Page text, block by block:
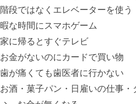
段ではなくエレベーターを使う
間にスマホゲーム
るとすぐテレビ
ないのにカードで買い物
くても歯医者に行かない
子パン・日雇いの仕事・